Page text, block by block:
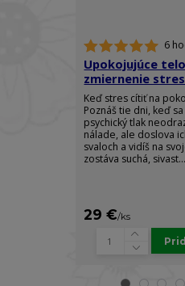
6
Upokojujúce
zmiernenie
Keď stres cítiť na
Poznáš tie dni, keď
psychický tlak
nálade, ale doslova
svaloch a vidíš na
zostáva suchá, sivast...
29 €/ks